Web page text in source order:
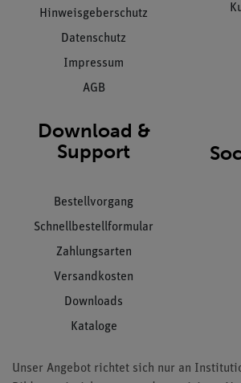
Hinweisgeberschutz
Datenschutz
Impressum
AGB
Download &
Support
Bestellvorgang
Schnellbestellformular
Zahlungsarten
Versandkosten
Downloads
Kataloge
Unser Angebot richtet sich nur an